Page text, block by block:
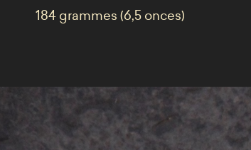
184 grammes (6,5 onces)